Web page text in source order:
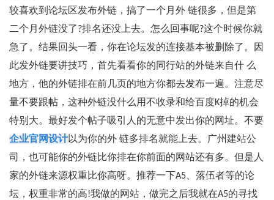
较喜欢到论坛区发布外链，搞了一个月外 链很多，但是第
二个月外链没了?排名还没上去。怎么回事呢?这个时候你就
急了。结果回头一看，你在论坛发的连接基本被删除了。因
此发外链要讲技巧，首先看看你的同行站的外链来自什 么
地方，他的外链排在前几页的地方你都去发布一遍。注意尽
量不要跟帖，这种外链没什么用不收录和给百度K掉的机会
特别大。最好发个帖子吸引人的无意中发出你的网址。不要
企业官网设计以为你的外 链多排名就能上去。广州建站公
司，也可能你的外链比你排在你前面的网站还有多。但是人
家的外链来源权重比你高呀。推荐一下A5、落伍者等的论
坛，权重非常的高!我做的网站，做完之后我就在A5的寻找